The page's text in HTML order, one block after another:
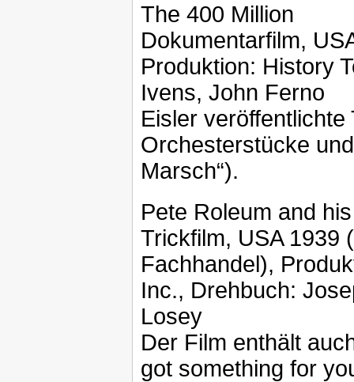
The 400 Million
Dokumentarfilm,
Produktion: History
Ivens, John Ferno
Eisler
Orchesterstücke
Marsch“).
Pete Roleum and
Trickfilm, USA 1939
Fachhandel),
Inc., Drehbuch:
Losey
Der Film enthält
got something for